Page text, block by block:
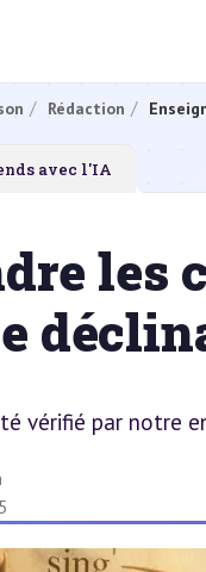
Rédaction
avec l'IA
les
vérifié par notre